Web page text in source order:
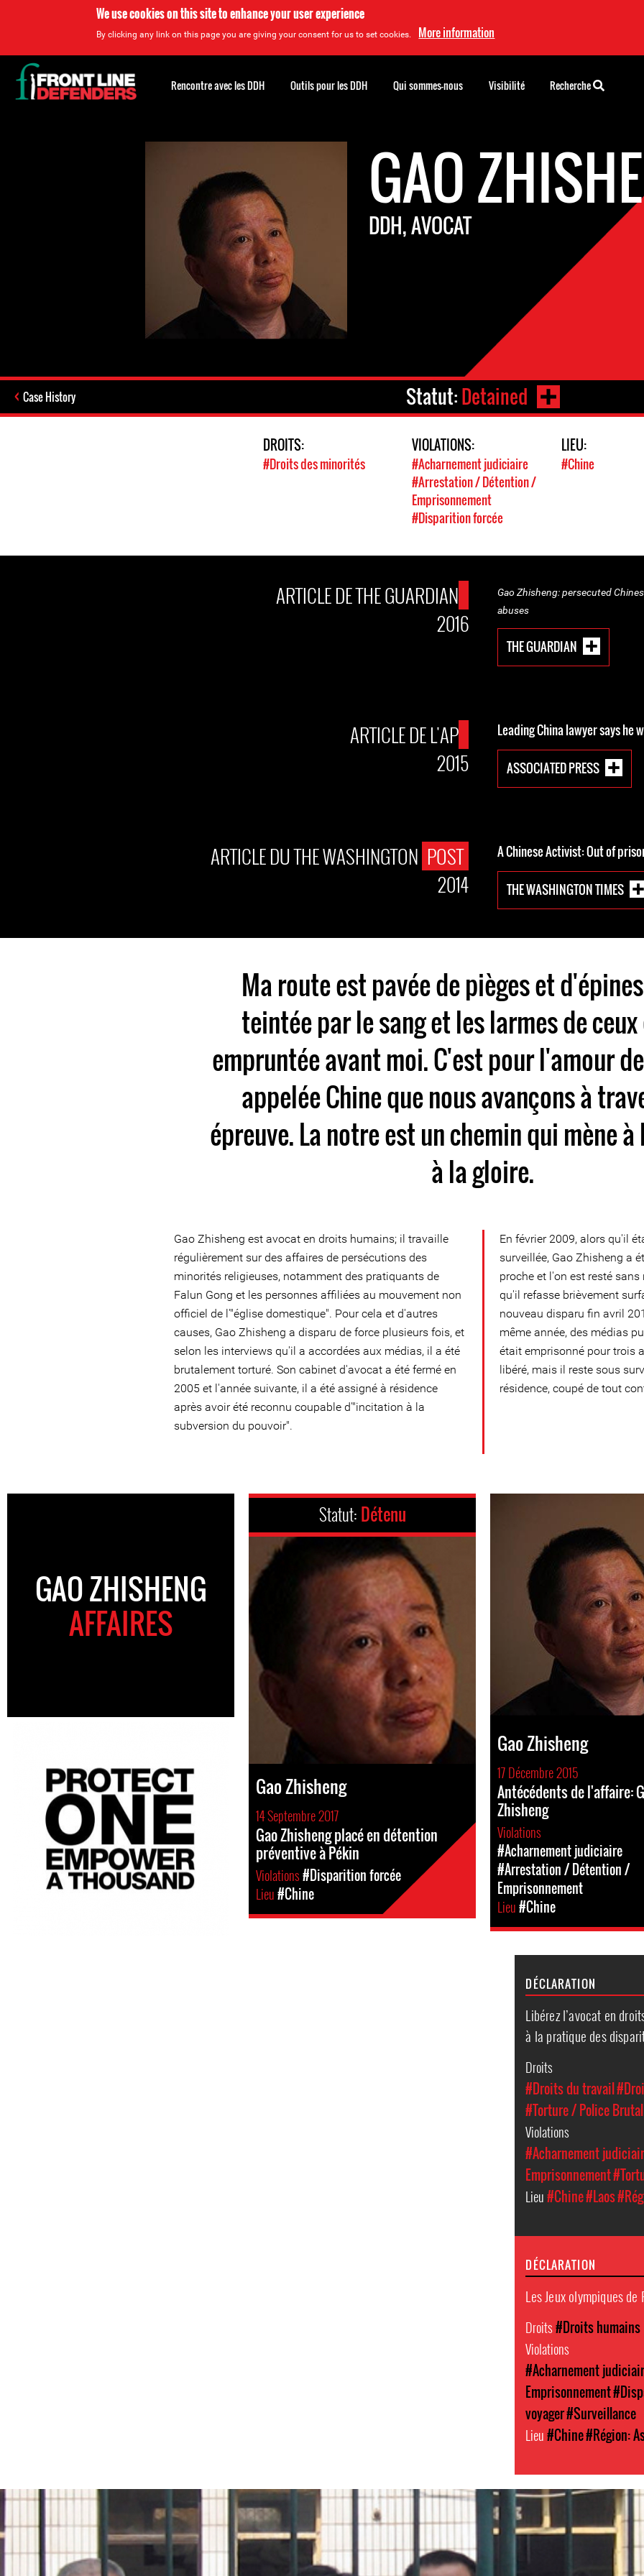
We use cookies on this site to enhance your user experience
By clicking any link on this page you are giving your consent for us to set cookies. More information
GAO
DDH, AVOCAT
Case History Statut:Detained
DROITS:
#Droits des minorités
VIOLATIONS:
#Acharnement judiciaire
#Arrestation / Détention /
Emprisonnement
#Disparition forcée
LIEU:
#Chine
ARTICLE DE THE GUARDIAN
2016
Gao Zhisheng: persecuted
abuses
THE GUARDIAN
ARTICLE DE L'AP
2015
Leading China lawyer says he
ASSOCIATED PRESS
ARTICLE DU THE WASHINGTON POST
2014
A Chinese Activist: Out of
THE WASHINGTON TIMES
Ma route est pavée de pièges et
teintée par le sang et les larmes de
empruntée avant moi. C'est pour l'amour
appelée Chine que nous avançons à
épreuve. La notre est un chemin qui mène
à la gloire.
Gao Zhisheng est avocat en droits humains; il travaille
régulièrement sur des affaires de persécutions des
minorités religieuses, notamment des pratiquants de
Falun Gong et les personnes affiliées au mouvement non
officiel de l'"église domestique". Pour cela et d'autres
causes, Gao Zhisheng a disparu de force plusieurs fois, et
selon les interviews qu'il a accordées aux médias, il a été
brutalement torturé. Son cabinet d'avocat a été fermé en
2005 et l'année suivante, il a été assigné à résidence
après avoir été reconnu coupable d'"incitation à la
subversion du pouvoir".
En février 2009, alors qu'il
surveillée, Gao Zhisheng a
proche et l'on est resté
qu'il refasse brièvement
nouveau disparu fin avril
même année, des médias
était emprisonné pour trois
libéré, mais il reste sous
résidence, coupé de tout
GAO ZHISHENG
AFFAIRES
Statut: Détenu
Gao Zhisheng
14 Septembre 2017
Gao Zhisheng placé en détention
préventive à Pékin
Violations#Disparition forcée
Lieu#Chine
Gao Zhisheng
17 Décembre 2015
Antécédents de l'affaire:
Zhisheng
Violations
#Acharnement judiciaire
#Arrestation / Détention /
Emprisonnement
Lieu#Chine
DÉCLARATION
Libérez l’avocat en
à la pratique des
Droits
#Droits du travail
#Torture / Police
Violations
#Acharnement
Emprisonnement
Lieu#Chine#Laos
DÉCLARATION
Les Jeux olympiques
Droits#Droits humains
Violations
#Acharnement
Emprisonnement
voyager#Surveillance
Lieu#Chine#Région:
china-
Back
to
top
Rencontre avec les DDH Outils pour les DDH Qui sommes-nous Visibilité Recherche